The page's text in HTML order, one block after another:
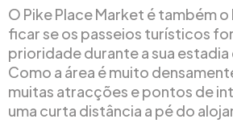
O Pike Place Market é também
ficar se os passeios turísticos
prioridade durante a sua estadia
Como a área é muito
muitas atracções e pontos de
uma curta distância a pé do